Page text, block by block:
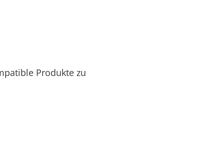
Produkte zu